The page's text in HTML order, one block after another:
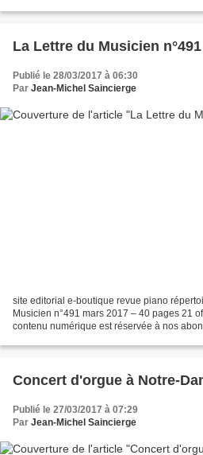
La Lettre du Musicien n°491
Publié le 28/03/2017 à 06:30
Par Jean-Michel Saincierge
site editorial e-boutique revue piano
Musicien n°491 mars 2017 – 40 pages 21
contenu numérique est réservée à nos
Concert d'orgue à Notre-
Publié le 27/03/2017 à 07:29
Par Jean-Michel Saincierge